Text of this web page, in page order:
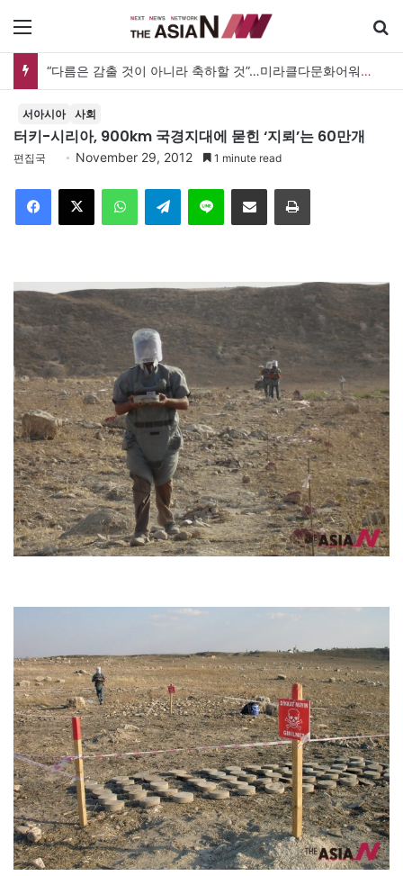
“사람을 위한 생각이라면 현실과 생각 사이에 돌다리 하나는 놓아야 하지 않을까”
서아시아 사회
터키-시리아, 900km 국경지대에 묻힌 ‘지뢰’는 60만개
편집국 November 29, 2012 1 minute read
Telegram 이메일